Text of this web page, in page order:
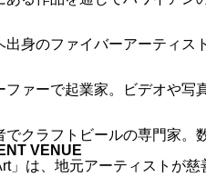
KIKI BEACH
身のファイバーアーティス
ァーで起業家。ビデオや写
クラフトビールの専門家。
VENUE
」は、地元アーティストが慈